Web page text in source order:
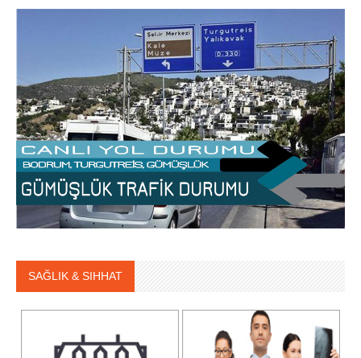
SAĞLIK & SIHHAT